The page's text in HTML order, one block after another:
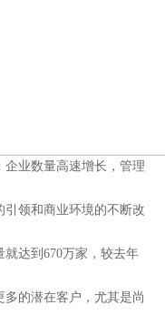
企业数量高速增长，管理
业环境的不断改
万家，较去年
客户，尤其是尚